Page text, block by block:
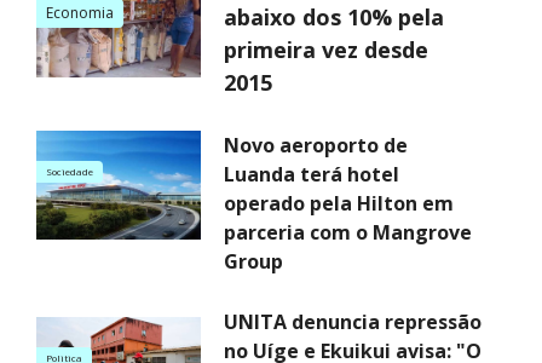
Economia
abaixo dos 10% pela
primeira vez desde
2015
Sociedade
Novo aeroporto de
Luanda terá hotel
operado pela Hilton em
parceria com o Mangrove
Group
Politica
UNITA denuncia repressão
no Uíge e Ekuikui avisa: "O